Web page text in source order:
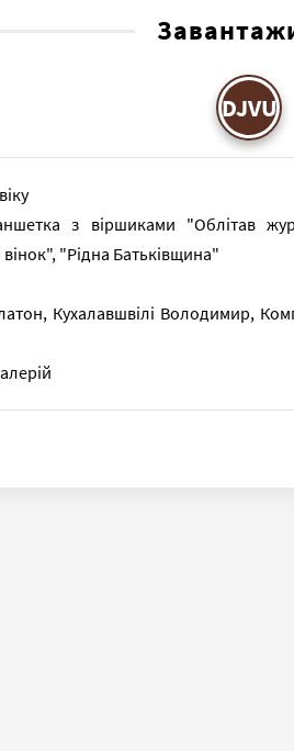
DJVU
з віршиками "Облітав
"Рідна Батьківщина"
Кухалавшвілі Володимир,